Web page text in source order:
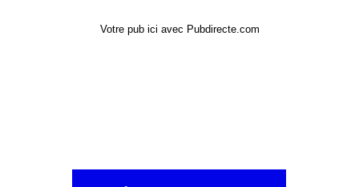
Votre pub ici avec Pubdirecte.com